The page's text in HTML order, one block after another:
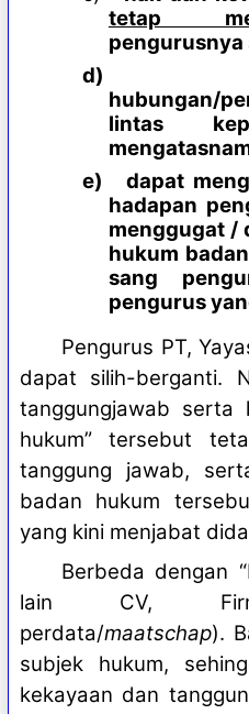
tetap
d)
hubungan/
lintas
e)
dapat
hadapan
menggugat /
hukum
sang
pengurus
Pengurus PT,
dapat silih-berganti.
tanggungjawab serta
hukum” tersebut
tanggung jawab,
badan hukum
yang kini menjabat
Berbeda dengan
lain CV,
perdata/maatschap).
subjek hukum,
kekayaan dan